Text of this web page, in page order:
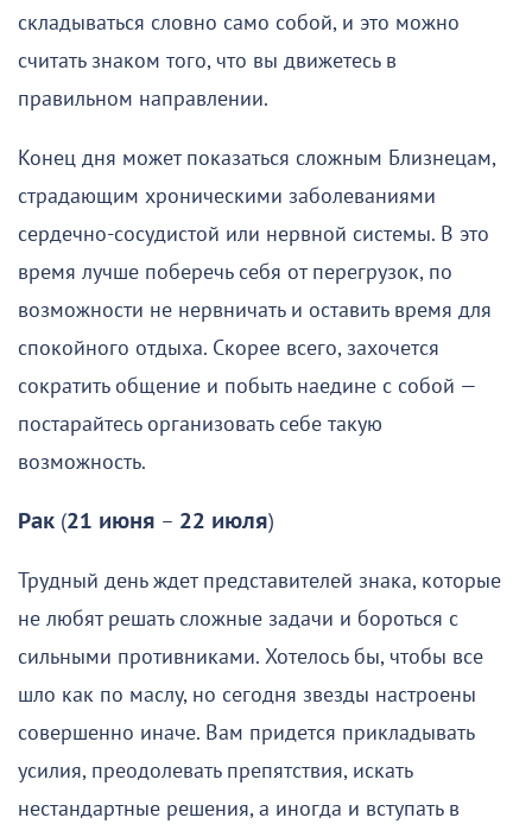
складываться словно само собой, и это можно
считать знаком того, что вы движетесь в
правильном направлении.
Конец дня может показаться сложным Близнецам,
страдающим хроническими заболеваниями
сердечно-сосудистой или нервной системы. В это
время лучше поберечь себя от перегрузок, по
возможности не нервничать и оставить время для
спокойного отдыха. Скорее всего, захочется
сократить общение и побыть наедине с собой —
постарайтесь организовать себе такую
возможность.
Рак (21 июня – 22 июля)
Трудный день ждет представителей знака, которые
не любят решать сложные задачи и бороться с
сильными противниками. Хотелось бы, чтобы все
шло как по маслу, но сегодня звезды настроены
совершенно иначе. Вам придется прикладывать
усилия, преодолевать препятствия, искать
нестандартные решения, а иногда и вступать в